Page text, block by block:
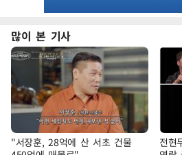
많이 본 기사
"서장훈, 28억에 산 서초 건물
전현